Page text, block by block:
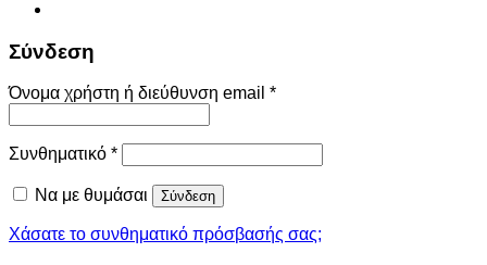
Σύνδεση
Όνομα χρήστη ή διεύθυνση email *Απαιτείται
Συνθηματικό *Απαιτείται
Να με θυμάσαι Σύνδεση
Χάσατε το συνθηματικό πρόσβασής σας;